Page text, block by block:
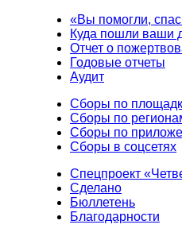
«Вы помогли,
Куда пошли ваши
Отчет о
Годовые отчеты
Аудит
Сборы по
Сборы по
Сборы по
Сборы в соцсетях
Спецпроект
Сделано
Бюллетень
Благодарности